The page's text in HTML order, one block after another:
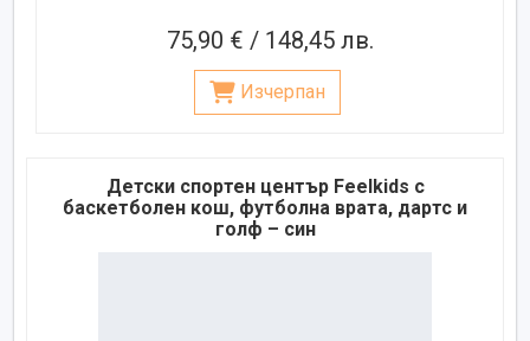
75,90 € / 148,45 лв.
Изчерпан
Детски спортен център Feelkids с
баскетболен кош, футболна врата, дартс и
голф – син